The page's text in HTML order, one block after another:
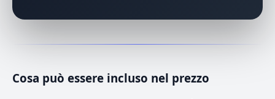
Cosa può essere incluso nel prezzo